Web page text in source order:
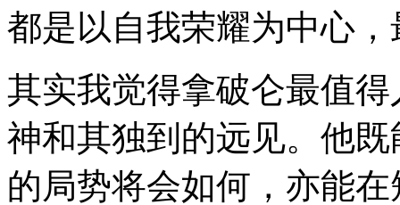
都是以自我荣耀为中心
其实我觉得拿破仑最值
神和其独到的远见。他
的局势将会如何，亦能